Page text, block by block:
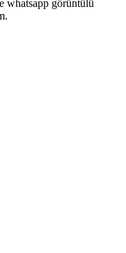
whatsapp görüntülü